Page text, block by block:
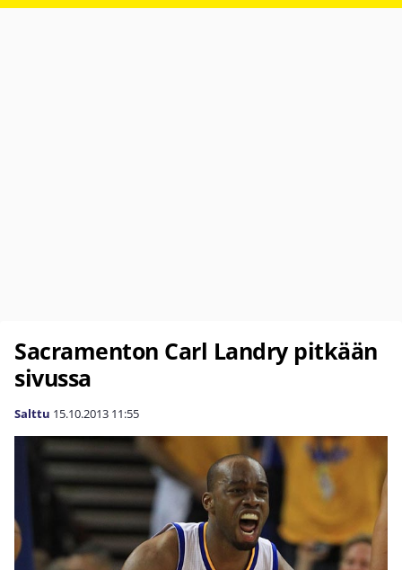
Sacramenton Carl Landry pitkään
sivussa
Salttu 15.10.2013 11:55